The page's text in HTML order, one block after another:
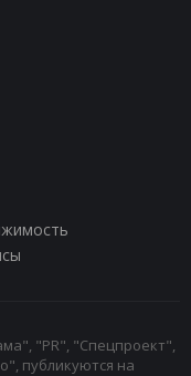
"PR", "Спецпроект",
публикуются на